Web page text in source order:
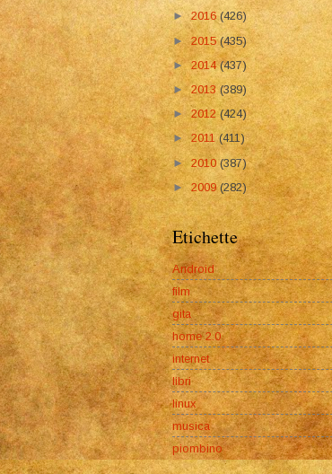
►2016(426)
►2015(435)
►2014(437)
►2013(389)
►2012(424)
►2011(411)
► 2010(387)
►2009 (282)
Etichette
Android
film
gita
home 2.0
internet
libri
linux
musica
piombino